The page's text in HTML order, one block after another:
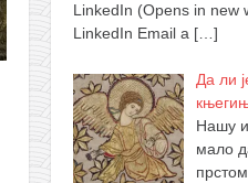
LinkedIn (Opens in new
LinkedIn Email a […]
Да ли
Нашу
мало